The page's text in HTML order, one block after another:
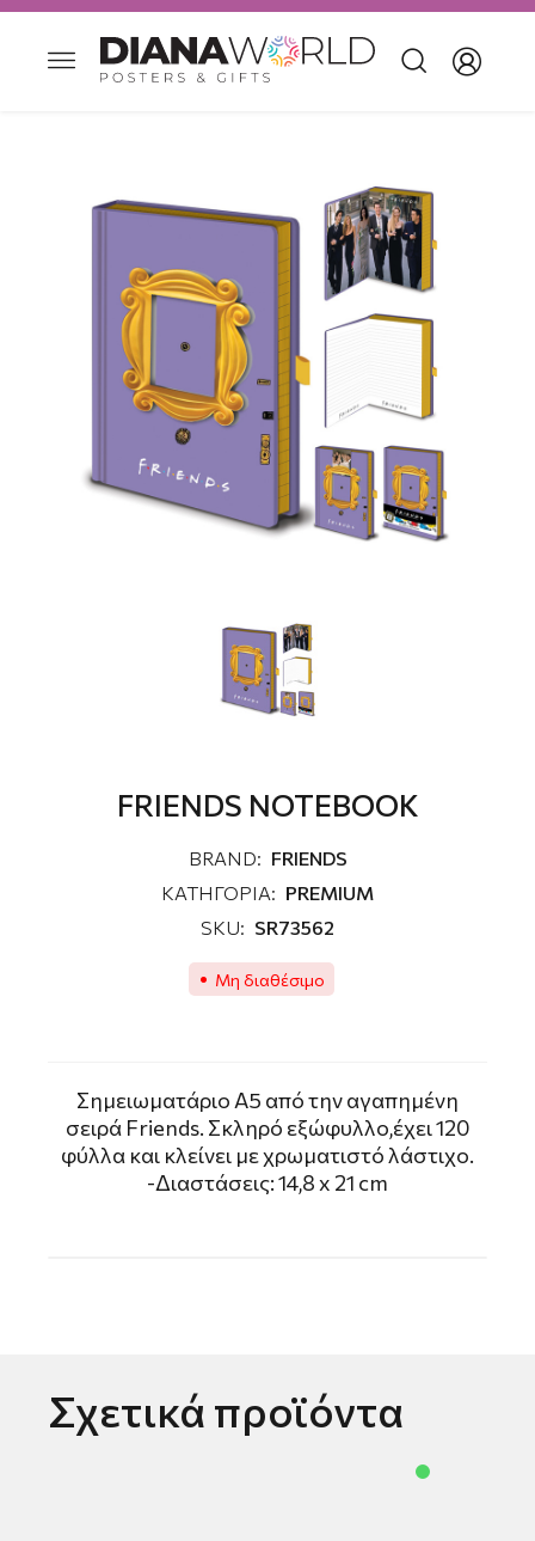
FRIENDS NOTEBOOK
BRAND: FRIENDS
ΚΑΤΗΓΟΡΙΑ: PREMIUM
SKU: SR73562
Μη διαθέσιμο
Σημειωματάριο Α5 από την αγαπημένη
σειρά Friends. Σκληρό εξώφυλλο,έχει 120
φύλλα και κλείνει με χρωματιστό λάστιχο.
-Διαστάσεις: 14,8 x 21 cm
Σχετικά προϊόντα